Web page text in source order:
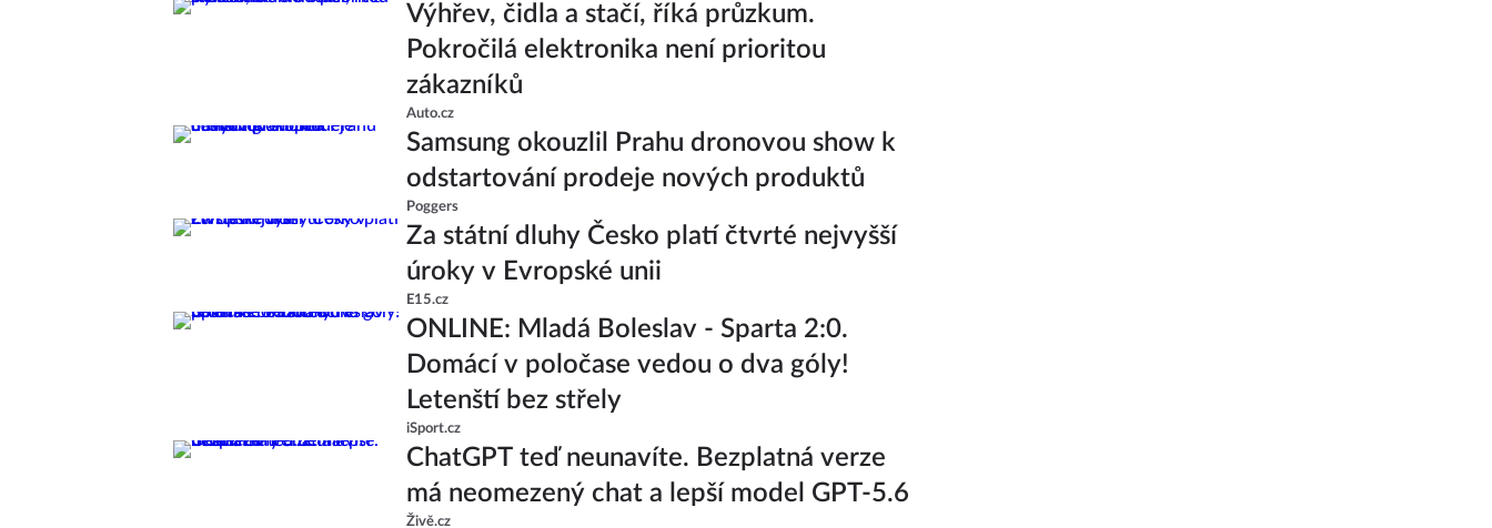
Výhřev, čidla a stačí, říká průzkum.
Pokročilá elektronika není prioritou
zákazníků
Auto.cz
Samsung okouzlil Prahu dronovou show k
odstartování prodeje nových produktů
Poggers
Za státní dluhy Česko platí čtvrté nejvyšší
úroky v Evropské unii
E15.cz
ONLINE: Mladá Boleslav - Sparta 2:0.
Domácí v poločase vedou o dva góly!
Letenští bez střely
iSport.cz
ChatGPT teď neunavíte. Bezplatná verze
má neomezený chat a lepší model GPT-5.6
Živě.cz